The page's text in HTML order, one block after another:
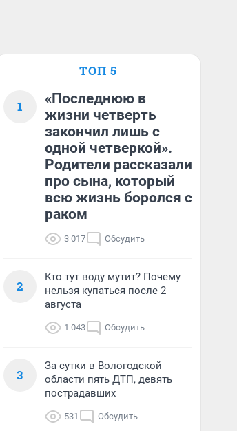
ТОП 5
1
«Последнюю в
жизни четверть
закончил лишь с
одной четверкой».
Родители рассказали
про сына, который
всю жизнь боролся с
раком
3 017 Обсудить
2
Кто тут воду мутит? Почему
нельзя купаться после 2
августа
1 043 Обсудить
3
За сутки в Вологодской
области пять ДТП, девять
пострадавших
531 Обсудить